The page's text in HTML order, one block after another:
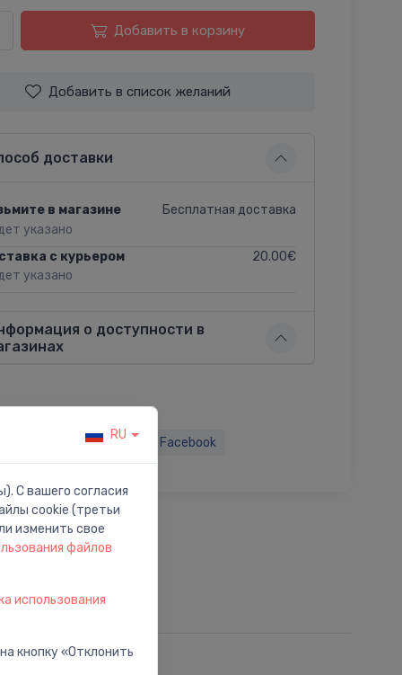
Добавить в корзину
Добавить в список желаний
доставки
в магазине
указано
Бесплатная доставка
с курьером
указано
20.00€
о доступности в
Twitter Facebook
RU
С вашего согласия
cookie (третьи
изменить свое
файлов
использования
кнопку «Отклонить